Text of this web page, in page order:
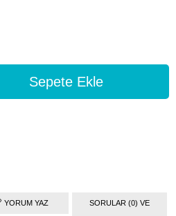
YORUM YAZ SORULAR (0) VE